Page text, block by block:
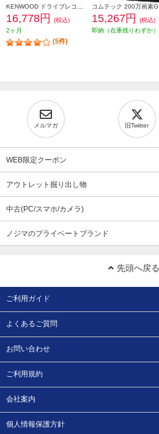
16,778円
(税込)
2ヶ月
(5件)
15,267円
(税込)
即納（在庫残りわずか）
メルマガ 旧Twitter
WEB限定クーポン
アウトレット掘り出し物
中古(PC/スマホ/カメラ)
ノジマのプライベートブランド
先頭へ戻る
ご利用ガイド
よくあるご質問
お問い合わせ
ご利用規約
会社案内
個人情報保護方針